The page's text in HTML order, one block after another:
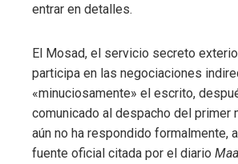
entrar en detalles.
El Mosad, el servicio secreto
participa en las negociaciones
«minuciosamente» el escrito,
comunicado al despacho del primer
aún no ha respondido formalmente,
fuente oficial citada por el diario